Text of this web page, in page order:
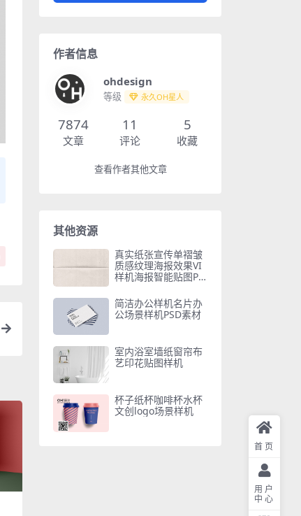
作者信息
ohdesign
等级 永久OH星人
7874
文章
11
评论
5
收藏
查看作者其他文章
其他资源
真实纸张宣传单褶皱
质感纹理海报效果VI
样机海报智能贴图PS
简洁办公样机名片办
公场景样机PSD素材
室内浴室墙纸窗帘布
艺印花贴图样机
杯子纸杯咖啡杯水杯
文创logo场景样机
首页
用户
中心